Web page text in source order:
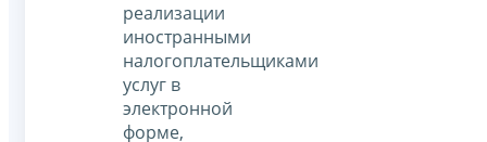
реализации
иностранными
налогоплательщиками
услуг в
электронной
форме,